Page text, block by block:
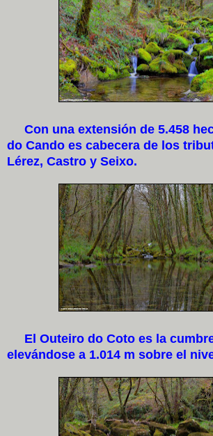
Con una extensión de 5.458
do Cando es cabecera de los
Lérez, Castro y Seixo.
El Outeiro do Coto es la
elevándose a 1.014 m sobre el